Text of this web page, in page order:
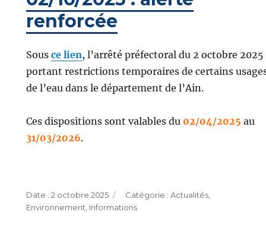
renforcée
Sous ce lien, l’arrêté préfectoral du 2 octobre 2025
portant restrictions temporaires de certains
de l’eau dans le département de l’Ain.
Ces dispositions sont valables du 02/04/2025 au
31/03/2026.
Publié
le
2 octobre 2025 Catégories
Actualités,
Environnement Informations